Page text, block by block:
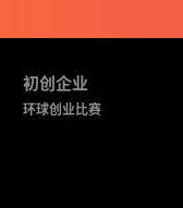
初创企业
环球创业比赛